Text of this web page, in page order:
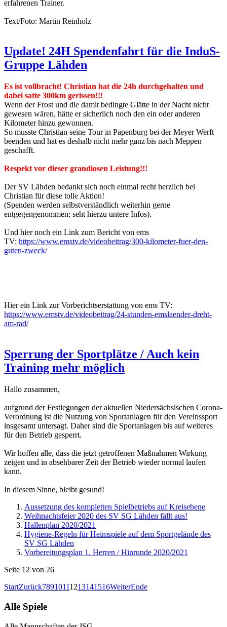
erfahrenen Trainer.
Text/Foto: Martin Reinholz
Update! 24H Spendenfahrt für die InduS-
Gruppe Lähden
Es ist vollbracht! Christian hat die 24h durchgehalten und
dabei satte 300km gerissen!!!
Wenn der Frost und die damit bedingte Glätte in der Nacht nicht
gewesen wären, hätte er sicherlich noch den ein oder anderen
Kilometer hinzu gewonnen.
So musste Christian seine Tour in Papenburg bei der Meyer Werft
beenden und hat es deshalb nicht mehr ganz bis nach Meppen
geschafft.
Respekt vor dieser grandiosen Leistung!!!
Der SV Lähden bedankt sich noch einmal recht herzlich bei
Christian für diese tolle Aktion!
(Spenden werden selbstverständlich weiterhin gerne
entgegengenommen; seht hierzu untere Infos).
Und hier noch ein Link zum Bericht von ems
TV: https://www.emstv.de/videobeitrag/300-kilometer-fuer-den-
guten-zweck/
Hier ein Link zur Vorberichtserstattung von ems TV:
https://www.emstv.de/videobeitrag/24-stunden-emslaender-dreht-
am-rad/
Sperrung der Sportplätze / Auch kein
Training mehr möglich
Hallo zusammen,
aufgrund der Festlegungen der aktuellen Niedersächsischen Corona-
Verordnung ist die Nutzung von Sportanlagen für den Vereinssport
insgesamt untersagt. Daher sind die Sportanlagen bis auf weiteres
für den Betrieb gesperrt.
Wir hoffen alle, dass die jetzt getroffenen Maßnahmen Wirkung
zeigen und in absehbarer Zeit der Betrieb wieder normal laufen
kann.
In diesem Sinne, bleibt gesund!
Aussetzung des kompletten Spielbetriebs auf Kreisebene
Weihnachtsfeier 2020 des SV SG Lähden fällt aus!
Hallenplan 2020/2021
Hygiene-Regeln für Heimspiele auf dem Sportgelände des
SV SG Lähden
Vorbereitungsplan 1. Herren / Hinrunde 2020/2021
Seite 12 von 26
StartZurück78910111213141516WeiterEnde
Alle Spiele